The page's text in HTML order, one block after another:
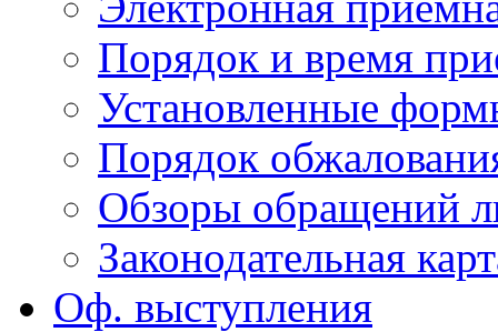
Порядок и время
Установленные
Порядок
Обзоры обращений
Законодательная
Оф. выступления